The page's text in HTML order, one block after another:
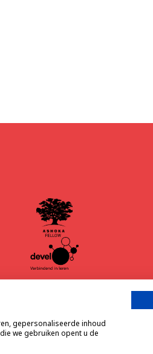
gepersonaliseerde inhoud
we gebruiken opent u de